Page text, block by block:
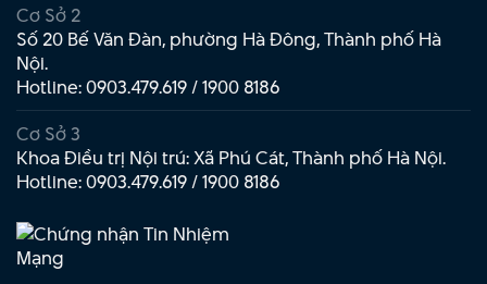
Cơ Sở 2
Số 20 Bế Văn Đàn, phường Hà Đông, Thành phố Hà
Nội.
Hotline:0903.479.619/1900 8186
Cơ Sở 3
Khoa Điều trị Nội trú: Xã Phú Cát, Thành phố Hà Nội.
Hotline:0903.479.619/1900 8186